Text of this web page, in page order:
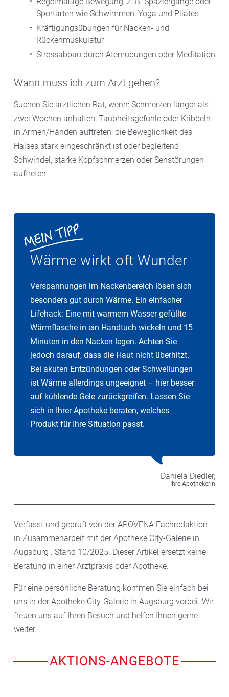
Sportarten wie Schwimmen, Yoga und Pilates
Kräftigungsübungen für Nacken- und
Rückenmuskulatur
Stressabbau durch Atemübungen oder Meditation
Wann muss ich zum Arzt gehen?
Suchen Sie ärztlichen Rat, wenn: Schmerzen länger als
zwei Wochen anhalten, Taubheitsgefühle oder Kribbeln
in Armen/Händen auftreten, die Beweglichkeit des
Halses stark eingeschränkt ist oder begleitend
Schwindel, starke Kopfschmerzen oder Sehstörungen
auftreten.
Wärme wirkt oft Wunder
Verspannungen im Nackenbereich lösen sich
besonders gut durch Wärme. Ein einfacher
Lifehack: Eine mit warmem Wasser gefüllte
Wärmflasche in ein Handtuch wickeln und 15
Minuten in den Nacken legen. Achten Sie
jedoch darauf, dass die Haut nicht überhitzt.
Bei akuten Entzündungen oder Schwellungen
ist Wärme allerdings ungeeignet – hier besser
auf kühlende Gele zurückgreifen. Lassen Sie
sich in Ihrer Apotheke beraten, welches
Produkt für Ihre Situation passt.
Daniela Diedler,
Ihre Apothekerin
Verfasst und geprüft von der APOVENA Fachredaktion
in Zusammenarbeit mit der Apotheke City-Galerie in
Augsburg . Stand 10/2025. Dieser Artikel ersetzt keine
Beratung in einer Arztpraxis oder Apotheke.
Für eine persönliche Beratung kommen Sie einfach bei
uns in der Apotheke City-Galerie in Augsburg vorbei. Wir
freuen uns auf Ihren Besuch und helfen Ihnen gerne
weiter.
AKTIONS-ANGEBOTE